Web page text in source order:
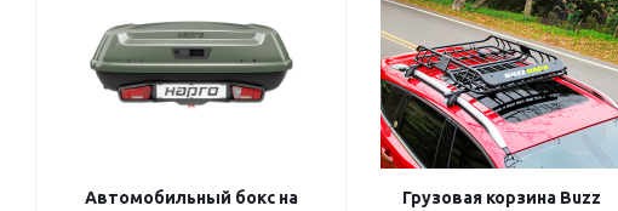
Автомобильный бокс на
Грузовая корзина Buzz